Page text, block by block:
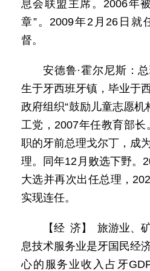
息会联盟主席。2006年
章”。2009年2月26日就
督。
安德鲁·霍尔尼斯：
生于牙西班牙镇，毕业于
政府组织“鼓励儿童志愿机
工党，2007年任教育部
职的牙前总理戈尔丁，成
理。同年12月败选下野。
大选并再次出任总理，
实现连任。
【经 济】 旅游业、
息技术服务业是牙国民经
心的服务业收入占牙